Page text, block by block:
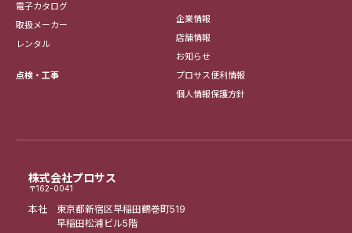
株式会社プロサス
〒162-0041
本社 東京都新宿区早稲田鶴巻町519
早稲田松浦ビル5階
電子カタログ
取扱メーカー
レンタル
点検・工事
企業情報
店舗情報
お知らせ
プロサス便利情報
個人情報保護方針